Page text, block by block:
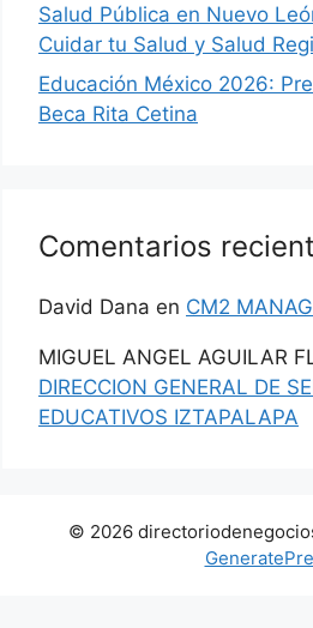
Salud Pública en Nuevo
Cuidar tu Salud y Salud
Educación México 2026:
Beca Rita Cetina
Comentarios
David Dana en CM2
MIGUEL ANGEL AGUILAR
DIRECCION GENERAL DE
EDUCATIVOS IZTAPALAPA
© 2026